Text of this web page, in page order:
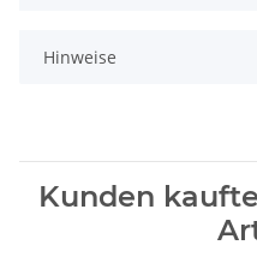
Hinweise
Kunden